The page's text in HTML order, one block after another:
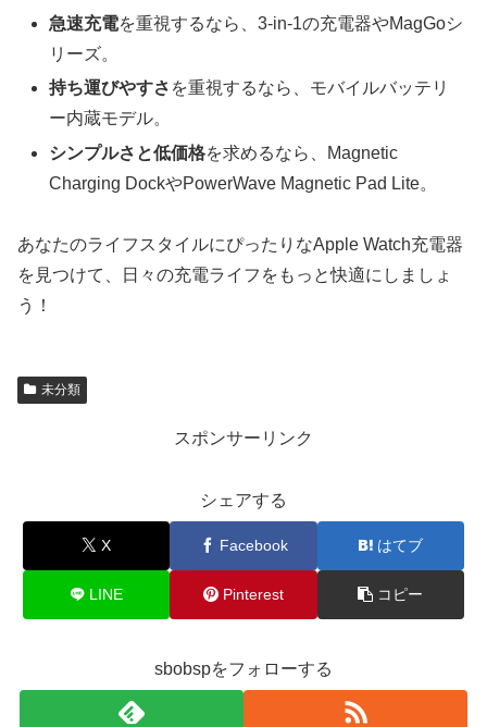
急速充電を重視するなら、3-in-1の充電器やMagGoシ
リーズ。
持ち運びやすさ を重視するなら、モバイルバッテリ
ー内蔵モデル。
シンプルさと低価格を求めるなら、Magnetic
Charging DockやPowerWave Magnetic Pad Lite。
あなたのライフスタイルにぴったりなApple Watch充電器
を見つけて、日々の充電ライフをもっと快適にしましょ
う！
未分類
スポンサーリンク
シェアする
X Facebook はてブ
LINE Pinterest コピー
sbobspをフォローする